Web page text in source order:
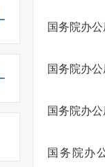
国务院办
国务院办
国务院办
国务院办